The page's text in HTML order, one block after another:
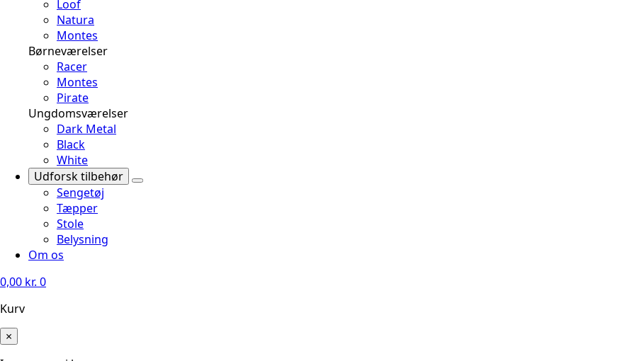
Loof
Natura
Montes
Børneværelser
Racer
Montes
Pirate
Ungdomsværelser
Dark Metal
Black
White
Udforsk tilbehør
Sengetøj
Tæpper
Stole
Belysning
Om os
0,00 kr. 0
Kurv
×